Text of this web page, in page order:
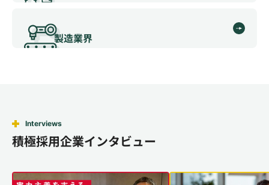
製造業界
Interviews
積極採用企業インタビュー